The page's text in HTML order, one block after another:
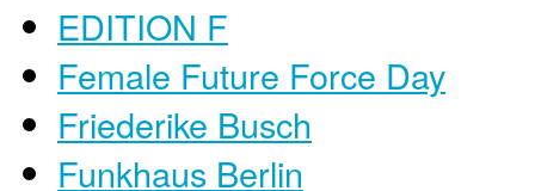
EDITION F
Female Future Force Day
Friederike Busch
Funkhaus Berlin